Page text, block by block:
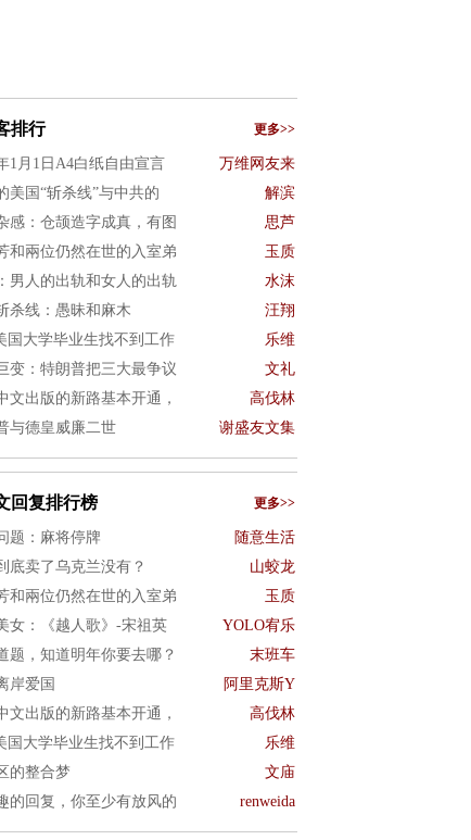
排行 更多>>
1月1日A4白纸自由宣言 万维网友来
美国“斩杀线”与中共的 解滨
感：仓颉造字成真，有图 思芦
和兩位仍然在世的入室弟 玉质
男人的出轨和女人的出轨 水沫
杀线：愚昧和麻木 汪翔
国大学毕业生找不到工作 乐维
变：特朗普把三大最争议 文礼
文出版的新路基本开通， 高伐林
与德皇威廉二世 谢盛友文集
回复排行榜 更多>>
题：麻将停牌 随意生活
底卖了乌克兰没有？ 山蛟龙
和兩位仍然在世的入室弟 玉质
女：《越人歌》-宋祖英 YOLO宥乐
题，知道明年你要去哪？ 末班车
岸爱国 阿里克斯Y
文出版的新路基本开通， 高伐林
国大学毕业生找不到工作 乐维
的整合梦 文庙
的回复，你至少有放风的 renweida